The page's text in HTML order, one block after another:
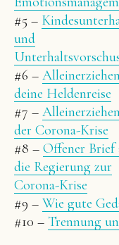
#5 –
und
#6 –
deine Heldenreise
#7 –
der Corona-Krise
#8 – Offener Brief
die Regierung zur
Corona-Krise
#9 – Wie gute
#10 – Trennung